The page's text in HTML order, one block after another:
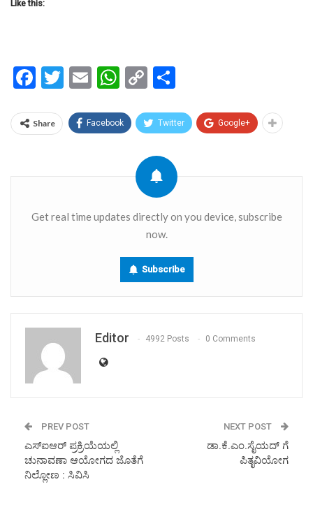
Like this:
Facebook
Twitter
EmailWhatsApp
Copy
Share Facebook Twitter Google+
Get real time updates directly on you device, subscribe
now.
Subscribe
Editor 4992 Posts 0 Comments
PREV POST
ಎಸ್ಐಆರ್ ಪ್ರಕ್ರಿಯೆಯಲ್ಲಿ
ಚುನಾವಣಾ ಆಯೋಗದ ಜೊತೆಗೆ
ನಿಲ್ಲೋಣ : ಸಿವಿಸಿ
NEXT POST
ಡಾ.ಕೆ.ಎಂ.ಸೈಯದ್ ಗೆ
ಪಿತೃ‌ವಿಯೋಗ